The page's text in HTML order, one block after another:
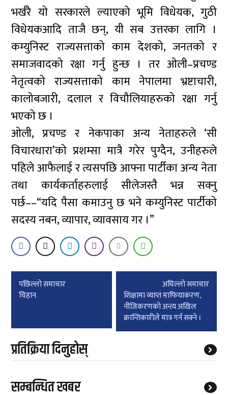
भर्खरै यो सरकारले ल्याएको भूमि विधेयक, गुठी
विधेयकआदि ताजै छन्, यी सब उत्तरका लागि ।
कम्युनिस्ट राज्यसत्ताको काम देशको, जनतको र
समाजवादको रक्षा गर्नु हुन्छ । तर ओली–प्रचण्ड
नेतृत्वको राज्यसत्ताको काम नेपालमा भ्रष्टाचारी,
कालोबजारी, दलाल र विचौलियाहरुको रक्षा गर्नु
भएको छ ।
ओली, प्रचण्ड र नेकपाका अन्य नेताहरुले ‘सी
विचारधारा’को प्रशम्सा मात्रै गरेर पुग्दैन, उनीहरुले
पहिले आफैलाई र त्यसपछि आफ्ना पार्टीका अन्य नेता
तथा कार्यकर्ताहरुलाई सीलेजस्तै भन्न सक्नु
पर्छ––“यदि पैसा कमाउनु छ भने कम्युनिस्ट पार्टीको
सदस्य नबन, व्यापार, व्यावसाय गर ।”
Post
navigation
पछिल्लाे समाचार
चिहान
अघिल्लाे समाचार
शिक्षामा व्याप्त माफियाकरण,
नीजिकरणको अन्त्य अखिल
क्रान्तिकारीले मात्र गर्न सक्ने ।
प्रतिक्रिया दिनुहोस्
सम्बन्धित खबर